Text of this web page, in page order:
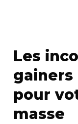
Les
gainers
pour
masse